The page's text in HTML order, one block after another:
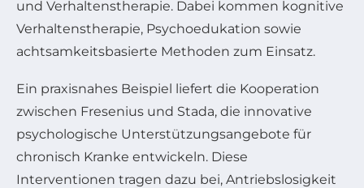
und Verhaltenstherapie. Dabei kommen kognitive
Verhaltenstherapie, Psychoedukation sowie
achtsamkeitsbasierte Methoden zum Einsatz.
Ein praxisnahes Beispiel liefert die Kooperation
zwischen Fresenius und Stada, die innovative
psychologische Unterstützungsangebote für
chronisch Kranke entwickeln. Diese
Interventionen tragen dazu bei, Antriebslosigkeit